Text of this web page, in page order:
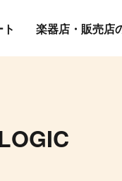
楽器店・販売店